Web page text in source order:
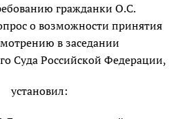
гражданки О.С.
о возможности принятия
в заседании
Суда Российской Федерации,
установил: